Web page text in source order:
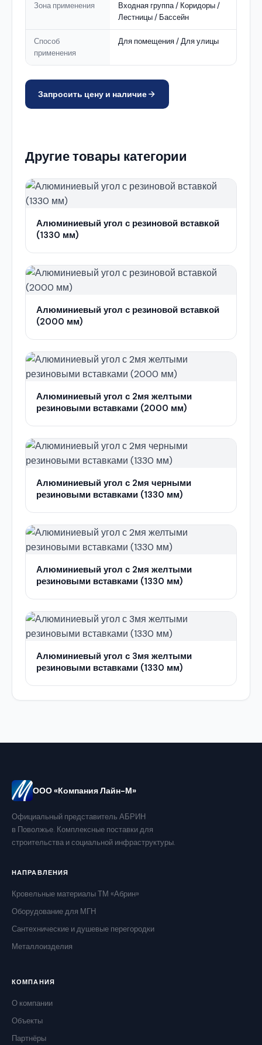
Зона применения
Входная группа / Коридоры /
Лестницы / Бассейн
Способ
применения
Для помещения / Для улицы
Запросить цену и наличие
Другие товары категории
Алюминиевый угол с резиновой вставкой
(1330 мм)
Алюминиевый угол с резиновой вставкой
(2000 мм)
Алюминиевый угол с 2мя желтыми
резиновыми вставками (2000 мм)
Алюминиевый угол с 2мя черными
резиновыми вставками (1330 мм)
Алюминиевый угол с 2мя желтыми
резиновыми вставками (1330 мм)
Алюминиевый угол с 3мя желтыми
резиновыми вставками (1330 мм)
ООО «Компания Лайн-М»
Официальный представитель АБРИН
в Поволжье. Комплексные поставки для
строительства и социальной инфраструктуры.
НАПРАВЛЕНИЯ
Кровельные материалы ТМ «Абрин»
Оборудование для МГН
Сантехнические и душевые перегородки
Металлоизделия
КОМПАНИЯ
О компании
Объекты
Партнёры